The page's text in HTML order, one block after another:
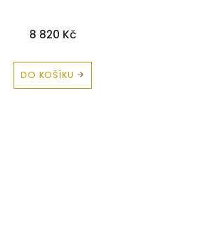
8 820 Kč
DO KOŠÍKU